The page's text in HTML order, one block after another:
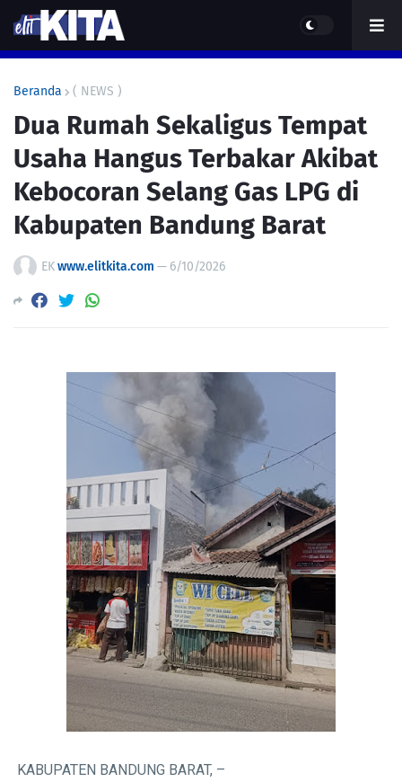
Beranda ( NEWS )
Dua Rumah Sekaligus Tempat
Usaha Hangus Terbakar Akibat
Kebocoran Selang Gas LPG di
Kabupaten Bandung Barat
EKwww.elitkita.com — 6/10/2026
KABUPATEN BANDUNG BARAT, –